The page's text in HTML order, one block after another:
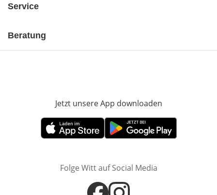
Service
Beratung
Jetzt unsere App downloaden
Öffnet in neuem FensterÖffnet in neuem Fenster
Folge Witt auf Social Media